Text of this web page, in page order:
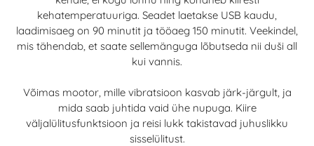
kehatemperatuuriga. Seadet laetakse USB kaudu,
laadimisaeg on 90 minutit ja tööaeg 150 minutit. Veekindel,
mis tähendab, et saate sellemänguga lõbutseda nii duši all
kui vannis.
Võimas mootor, mille vibratsioon kasvab järk-järgult, ja
mida saab juhtida vaid ühe nupuga. Kiire
väljalülitusfunktsioon ja reisi lukk takistavad juhuslikku
sisselülitust.